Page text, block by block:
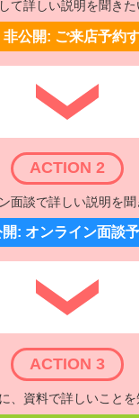
て詳しい説明を聞きた
非公開: ご来店予約
ACTION 2
面談で詳しい説明を聞
: オンライン面談
ACTION 3
、資料で詳しいことを